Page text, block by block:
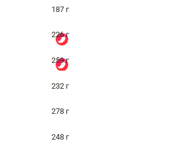
187 г
226 г
259 г
232 г
278 г
248 г